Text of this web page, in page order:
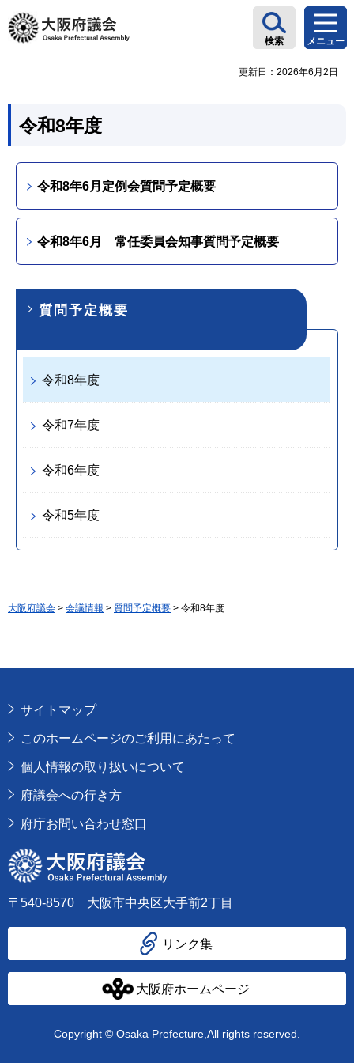
大阪府議会
検索 メニュー
更新日：2026年6月2日
令和8年度
令和8年6月定例会質問予定概要
令和8年6月 常任委員会知事質問予定概要
質問予定概要
令和8年度
令和7年度
令和6年度
令和5年度
大阪府議会 > 会議情報 > 質問予定概要 > 令和8年度
サイトマップ
このホームページのご利用にあたって
個人情報の取り扱いについて
府議会への行き方
府庁お問い合わせ窓口
大阪府議会
〒540-8570 大阪市中央区大手前2丁目
リンク集
大阪府ホームページ
Copyright © Osaka Prefecture,All rights reserved.